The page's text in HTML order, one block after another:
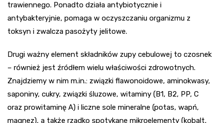
trawiennego. Ponadto działa antybiotycznie i
antybakteryjnie, pomaga w oczyszczaniu organizmu z
toksyn i zwalcza pasożyty jelitowe.
Drugi ważny element składników zupy cebulowej to czosnek
– również jest źródłem wielu właściwości zdrowotnych.
Znajdziemy w nim m.in.: związki flawonoidowe, aminokwasy,
saponiny, cukry, związki śluzowe, witaminy (B1, B2, PP, C
oraz prowitaminę A) i liczne sole mineralne (potas, wapń,
magnez), a także rzadko spotykane mikroelementy (kobalt,